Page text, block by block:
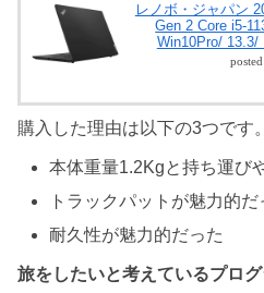
レノボ・ジャパン
Gen 2 Core i5-
Win10Pro/ 13.3/
購入した理由は以下の3つです。
本体重量1.2Kgと持ち運び
トラックパットが魅力的だ
耐久性が魅力的だった
旅をしたいと考えているプロ